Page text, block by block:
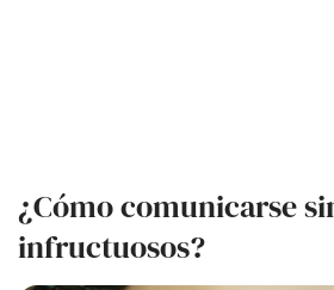
¿Cómo comunicarse
infructuosos?